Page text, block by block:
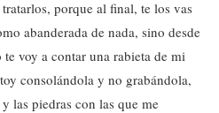
porque al final, te los vas
abanderada de nada, sino desde
voy a contar una rabieta de mi
consolándola y no grabándola,
las piedras con las que me